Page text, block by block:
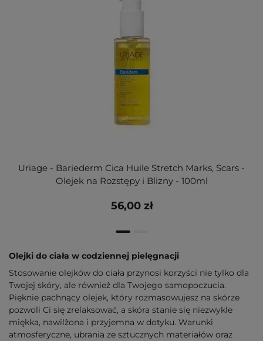
Uriage - Bariederm Cica Huile Stretch Marks, Scars -
Olejek na Rozstępy i Blizny - 100ml
56,00 zł
Olejki do ciała w codziennej pielęgnacji
Stosowanie olejków do ciała przynosi korzyści nie tylko dla
Twojej skóry, ale również dla Twojego samopoczucia.
Pięknie pachnący olejek, który rozmasowujesz na skórze
pozwoli Ci się zrelaksować, a skóra stanie się niezwykle
miękka, nawilżona i przyjemna w dotyku. Warunki
atmosferyczne, ubrania ze sztucznych materiałów oraz